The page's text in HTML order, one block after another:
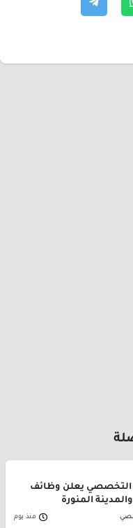
يعلن وظائف
المنورة
منذ يوم